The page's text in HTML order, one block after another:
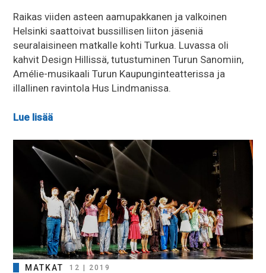
Raikas viiden asteen aamupakkanen ja valkoinen
Helsinki saattoivat bussillisen liiton jäseniä
seuralaisineen matkalle kohti Turkua. Luvassa oli
kahvit Design Hillissä, tutustuminen Turun Sanomiin,
Amélie-musikaali Turun Kaupunginteatterissa ja
illallinen ravintola Hus Lindmanissa.
Lue lisää
MATKAT 12 | 2019